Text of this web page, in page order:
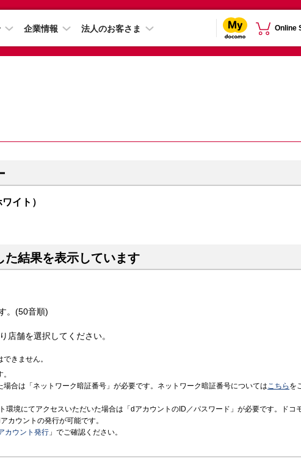
企業情報 法人のお客さま Online
イト）
た結果を表示しています
。(50音順)
店舗を選択してください。
きません。
場合は「ネットワーク暗証番号」が必要です。ネットワーク暗証番号についてはこちら を
環境にてアクセスいただいた場合は「dアカウントのID／パスワード」が必要です。ドコ
カウントの発行が可能です。
カウント発行 」でご確認ください。